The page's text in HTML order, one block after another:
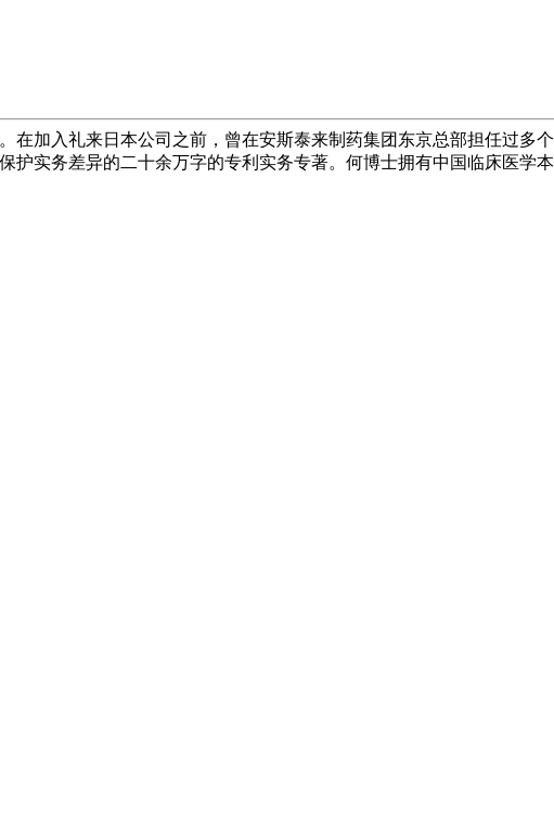
在加入礼来日本公司之前，曾在安斯泰来制药集团东京总部担任过多
护实务差异的二十余万字的专利实务专著。何博士拥有中国临床医学